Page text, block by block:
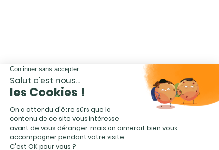
CHOISISSEZ LA
MEILLEURE SOLUTION
et estimez votre véhicule
gratuitement